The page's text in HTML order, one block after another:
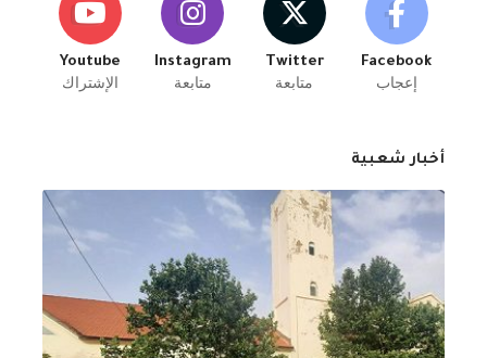
Facebook
إعجاب
Twitter
متابعة
Instagram
متابعة
Youtube
الإشتراك
أخبار شعبية